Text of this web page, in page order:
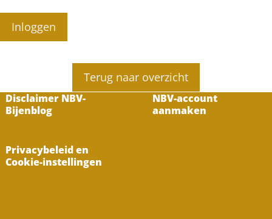
Inloggen
Terug naar overzicht
Disclaimer NBV-
Bijenblog
NBV-account
aanmaken
Privacybeleid en
Cookie-instellingen